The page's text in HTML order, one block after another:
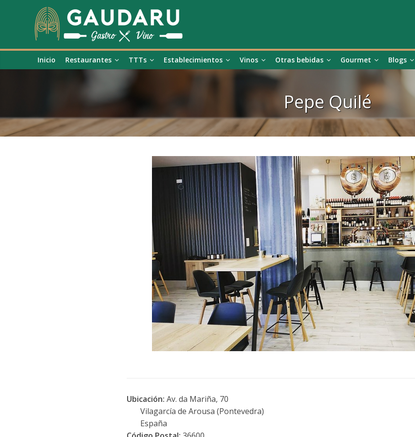
Inicio Restaurantes TTTs Establecimientos Vinos Otras bebidas Gourmet Blogs
Pepe Quilé
Ubicación: Av. da Mariña, 70
Vilagarcía de Arousa (Pontevedra)
España